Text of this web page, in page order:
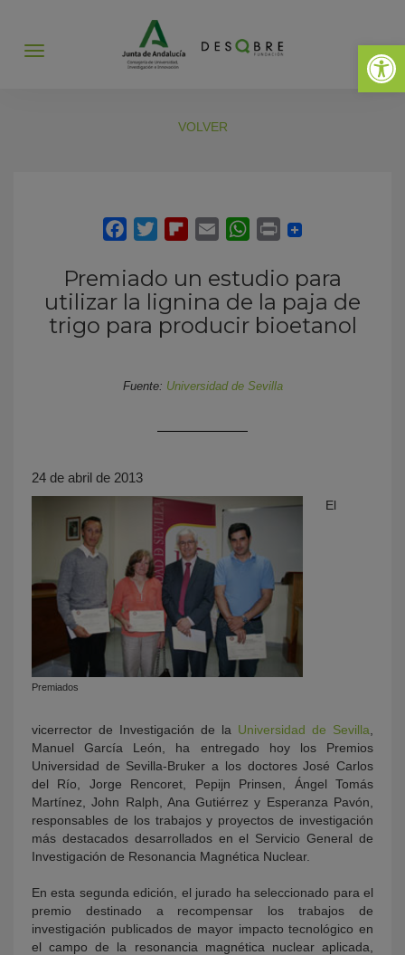
Abrir
Abrir
VOLVER
Premiado un estudio para
utilizar la lignina de la paja de
trigo para producir bioetanol
Fuente: Universidad de Sevilla
24 de abril de 2013
Premiados
El
vicerrector de Investigación de la Universidad de Sevilla
Manuel García León, ha entregado hoy los Premios
Universidad de Sevilla-Bruker a los doctores José Carlos
del Río, Jorge Rencoret, Pepijn Prinsen, Ángel Tomás
Martínez, John Ralph, Ana Gutiérrez y Esperanza Pavón,
responsables de los trabajos y proyectos de investigación
más destacados desarrollados en el Servicio General de
Investigación de Resonancia Magnética Nuclear.
En esta segunda edición, el jurado ha seleccionado para el
premio destinado a recompensar los trabajos de
investigación publicados de mayor impacto tecnológico en
el campo de la resonancia magnética nuclear aplicada,